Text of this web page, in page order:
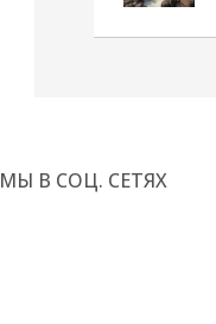
МЫ В СОЦ. СЕТЯХ